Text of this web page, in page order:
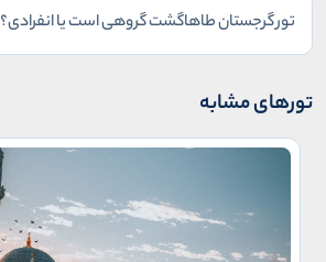
تور گرجستان طاهاگشت گروهی است یا انفرادی؟
تورهای مشابه